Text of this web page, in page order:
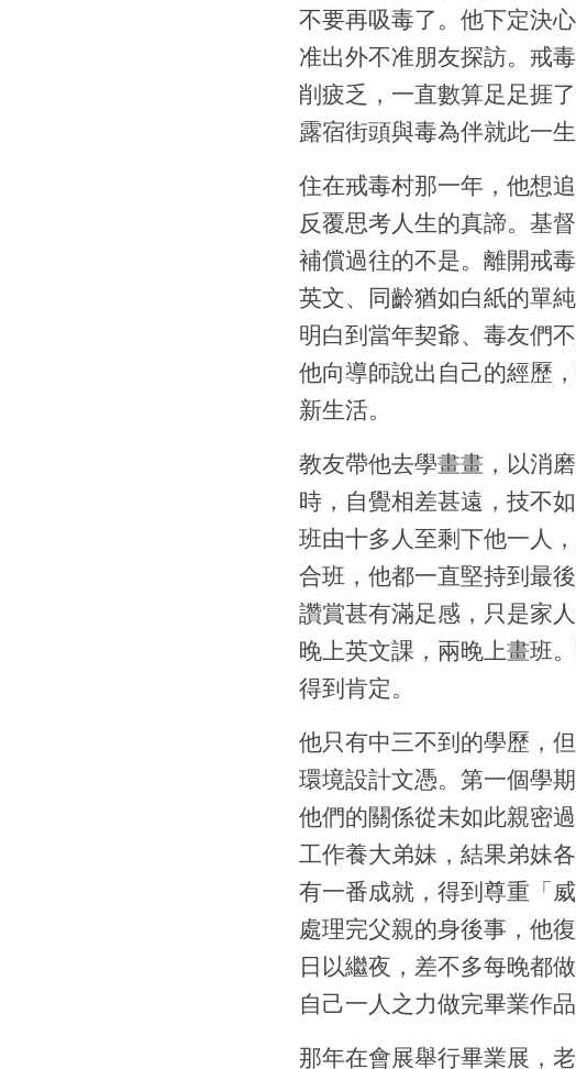
不要再吸毒了。他下定決
准出外不准朋友探訪。戒
削疲乏，一直數算足足捱
露宿街頭與毒為伴就此一
住在戒毒村那一年，他想
反覆思考人生的真諦。基
補償過往的不是。離開戒
英文、同齡猶如白紙的單
明白到當年契爺、毒友們
他向導師說出自己的經歷
新生活。
教友帶他去學畫畫，以消
時，自覺相差甚遠，技不
班由十多人至剩下他一人
合班，他都一直堅持到最
讚賞甚有滿足感，只是家
晚上英文課，兩晚上畫班
得到肯定。
他只有中三不到的學歷，
環境設計文憑。第一個學
他們的關係從未如此親密
工作養大弟妹，結果弟妹
有一番成就，得到尊重「
處理完父親的身後事，他
日以繼夜，差不多每晚都
自己一人之力做完畢業作品
那年在會展舉行畢業展，